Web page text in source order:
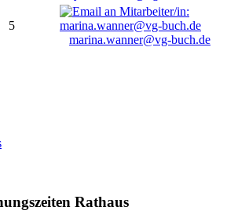
5
marina.wanner@vg-buch.de
Rathaus